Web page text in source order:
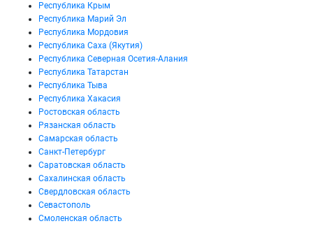
Республика Крым
Республика Марий Эл
Республика Мордовия
Республика Саха (Якутия)
Республика Северная Осетия-Алания
Республика Татарстан
Республика Тыва
Республика Хакасия
Ростовская область
Рязанская область
Самарская область
Санкт-Петербург
Саратовская область
Сахалинская область
Свердловская область
Севастополь
Смоленская область